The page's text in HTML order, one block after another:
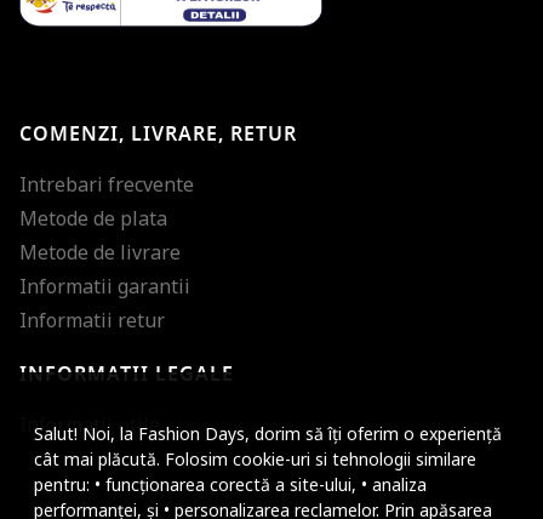
Salut! Noi, la Fashion Days, dorim să îți oferim o experiență
cât mai plăcută. Folosim cookie-uri si tehnologii similare
pentru: • funcționarea corectă a site-ului, • analiza
performanței, și • personalizarea reclamelor. Prin apăsarea
COMENZI, LIVRARE, RETUR
Intrebari frecvente
Metode de plata
Metode de livrare
Informatii garantii
Informatii retur
INFORMATII LEGALE
Informatii utile
Micsoreaza
Mareste spatierea